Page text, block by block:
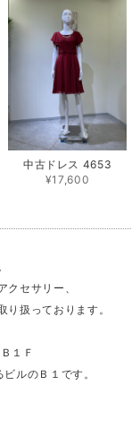
中古ドレス 4653
¥17,600
セサリー、
扱っております。
１Ｆ
のＢ１です。